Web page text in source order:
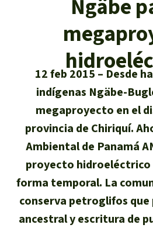
Prensa
Banners
Widget
Agenda
Selva
Agua
Metales
Acerca de
40 años Salva
En los Medios
FAQ
Transparencia
Contacto
Español
Deutsch
English
Français
Italiano
Português
Indonesia
Donar para un
Bienestar
Defensa de la
Defensoras y
selva
Donar para una
Sudeste de Asia
África
Latinoamérica
Ngäbe
12 feb 2015
Desde
indígenas Ngäbe-
megaproyecto en el
provincia de Chiriquí.
Ambiental de Panamá
proyecto hidroeléctrico
forma temporal. La
conserva petroglifos
ancestral y escritura de